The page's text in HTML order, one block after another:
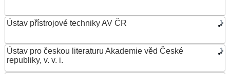
Ústav přístrojové techniky AV ČR
Ústav pro českou literaturu Akademie věd České
republiky, v. v. i.